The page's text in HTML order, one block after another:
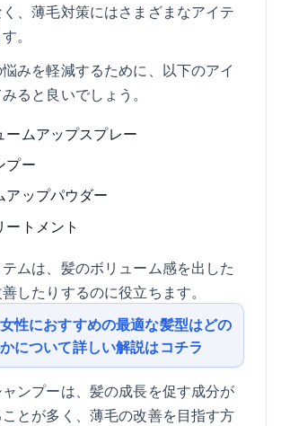
、薄毛対策にはさまざまなアイテ
。
みを軽減するために、以下のアイ
ると良いでしょう。
ームアップスプレー
プー
アップパウダー
ートメント
ムは、髪のボリューム感を出した
したりするのに役立ちます。
性におすすめの最適な髪型はどの
について詳しい解説はコチラ
ンプーは、髪の成長を促す成分が
とが多く、薄毛の改善を目指す方